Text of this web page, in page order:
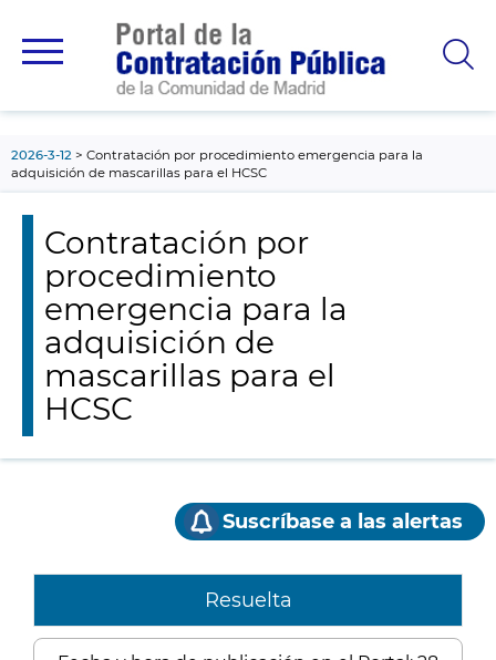
principal
2026-3-12
Contratación por procedimiento emergencia para la
adquisición de mascarillas para el HCSC
Contratación por
procedimiento
emergencia para la
adquisición de
mascarillas para el
HCSC
Suscríbase a las alertas
Resuelta